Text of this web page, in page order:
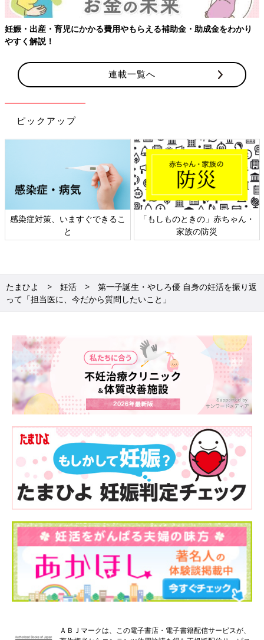
連載一覧へ
ピックアップ
ゃん・
日本外来小児科学会リーフレッ
六星占術 細木かおりさ
たまひよ 妊活
第一子誕生・やしろ優 自身の妊活を振り返
って「担当医に、今だから質問したいこと」
ＡＢＪマークは、この電子書店・電子書籍配信サービスが、